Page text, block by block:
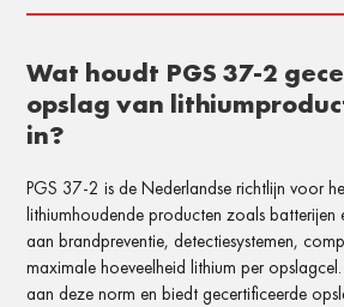
Wat houdt PGS 37-2
opslag van
in?
PGS 37-2 is de Nederlandse richtlijn voor
lithiumhoudende producten zoals batterijen
aan brandpreventie, detectiesystemen,
maximale hoeveelheid lithium per
aan deze norm en biedt gecertificeerde